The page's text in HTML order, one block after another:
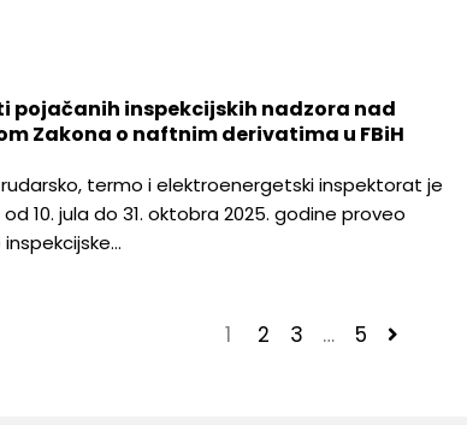
pojačanih inspekcijskih nadzora nad
Zakona o naftnim derivatima u FBiH
termo i elektroenergetski inspektorat je
10. jula do 31. oktobra 2025. godine proveo
1 2 3 … 5